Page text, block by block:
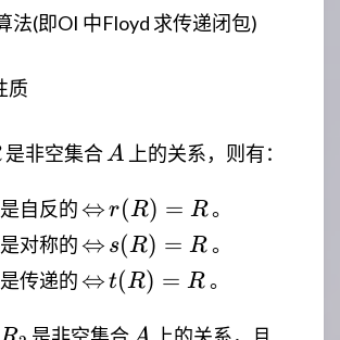
法(即OI 中Floyd 求传递闭包)
质
是非空集合 A
A 上的关系，则有：
是自反的 \Leftrightarrow
⇔r(R)=R
r(R) = R。
是对称的 \Leftrightarrow
⇔s(R)=R
s(R) = R。
是传递的 \Leftrightarrow
⇔t(R)=R
t(R) = R。
A